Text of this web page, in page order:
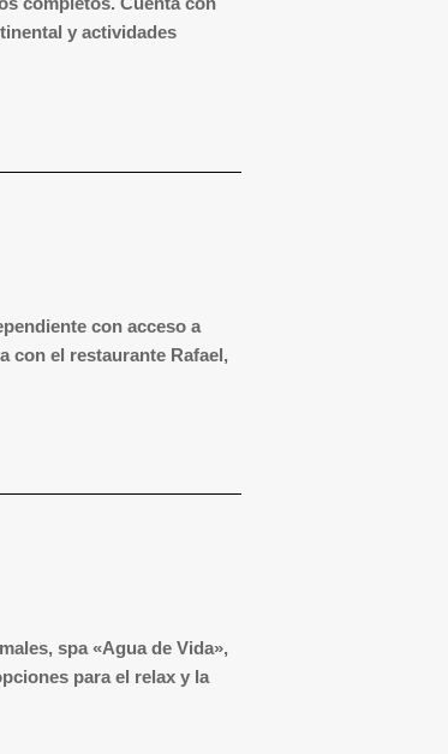
y actividades
con acceso a
con el restaurante Rafael,
spa «Agua de Vida»,
para el relax y la